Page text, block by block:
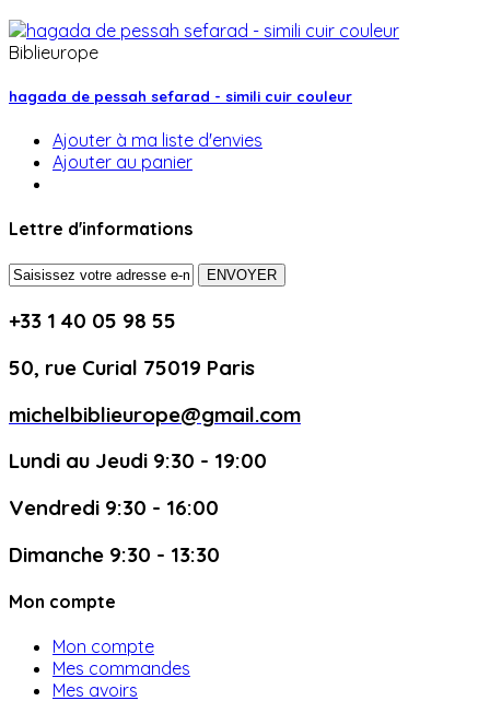
Biblieurope
hagada de pessah sefarad - simili cuir couleur
Ajouter à ma liste d'envies
Ajouter au panier
Lettre d'informations
ENVOYER
+33 1 40 05 98 55
50, rue Curial 75019 Paris
michelbiblieurope@gmail.com
Lundi au Jeudi 9:30 - 19:00
Vendredi 9:30 - 16:00
Dimanche 9:30 - 13:30
Mon compte
Mon compte
Mes commandes
Mes avoirs